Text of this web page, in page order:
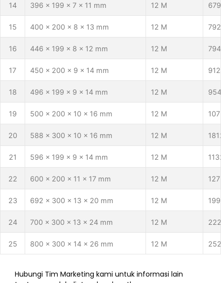
14 396 x 199 x 7 x 11 mm 12 M
15 400 x 200 x 8 x 13 mm 12 M 792
16 446 x 199 x 8 x 12 mm 12 M
17 450 x 200 x 9 x 14 mm 12 M 912
18 496 x 199 x 9 x 14 mm 12 M 954
19 500 x 200 x 10 x 16 mm 12 M
20 588 x 300 x 10 x 16 mm 12 M
21 596 x 199 x 9 x 14 mm 12 M
22 600 x 200 x 11 x 17 mm 12 M
23 692 x 300 x 13 x 20 mm 12 M
24 700 x 300 x 13 x 24 mm 12 M
25 800 x 300 x 14 x 26 mm 12 M
Hubungi Tim Marketing kami untuk informasi lain